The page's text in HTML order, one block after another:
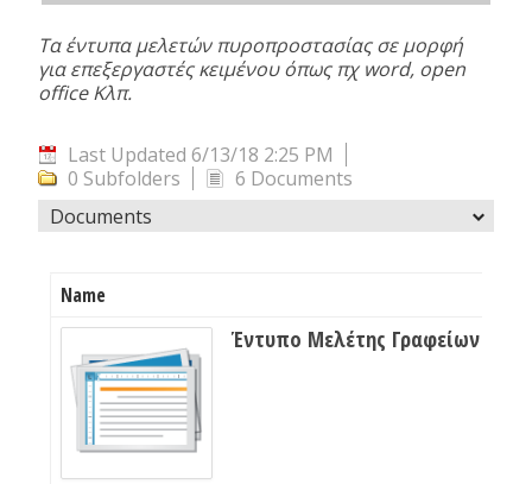
Τα έντυπα μελετών πυροπροστασίας σε μορφή
για επεξεργαστές κειμένου όπως πχ word, open
office Κλπ.
Last Updated 6/13/18 2:25 PM
0 Subfolders
6 Documents
Documents
Name